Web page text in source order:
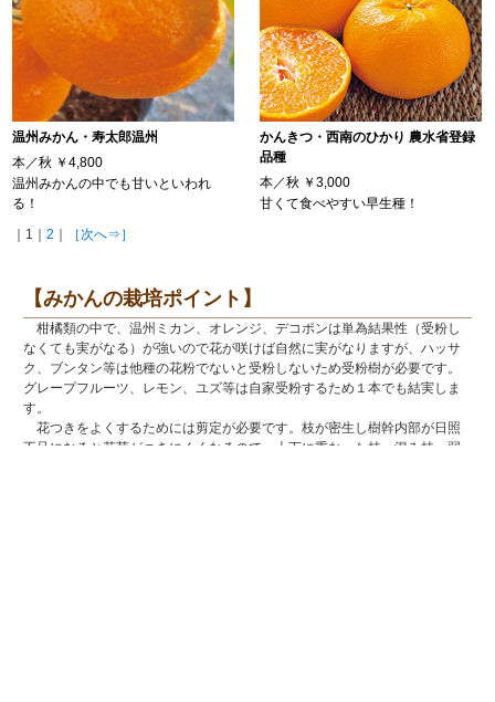
温州みかん・寿太郎温州
本／秋 ￥4,800
温州みかんの中でも甘いといわれ
る！
かんきつ・西南のひかり 農水省登録
品種
本／秋 ￥3,000
甘くて食べやすい早生種！
｜1｜2 ［次へ⇒］
【みかんの栽培ポイント】
柑橘類の中で、温州ミカン、オレンジ、デコポンは単為結果性（受粉し
なくても実がなる）が強いので花が咲けば自然に実がなりますが、ハッサ
ク、ブンタン等は他種の花粉でないと受粉しないため受粉樹が必要です。
グレープフルーツ、レモン、ユズ等は自家受粉するため１本でも結実しま
す。
花つきをよくするためには剪定が必要です。枝が密生し樹幹内部が日照
不足になると花芽がつきにくくなるので、上下に重なった枝、混み枝、弱